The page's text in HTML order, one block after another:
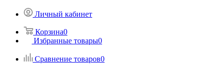
Личный кабинет
Корзина0
Избранные товары0
Сравнение товаров0